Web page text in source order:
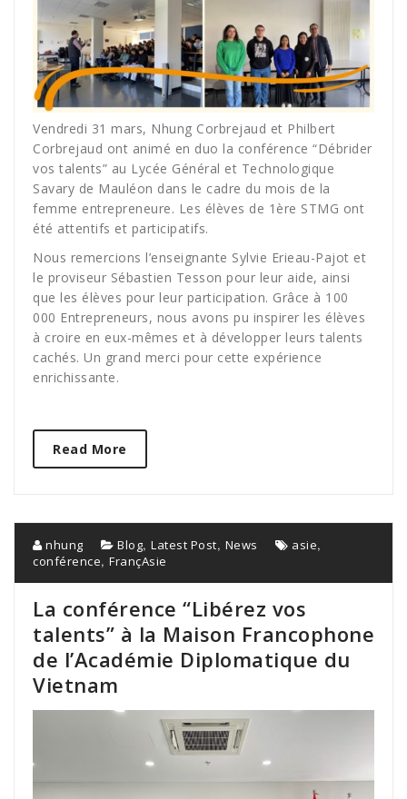
Vendredi 31 mars, Nhung Corbrejaud et Philbert
Corbrejaud ont animé en duo la conférence “Débrider
vos talents” au Lycée Général et Technologique
Savary de Mauléon dans le cadre du mois de la
femme entrepreneure. Les élèves de 1ère STMG ont
été attentifs et participatifs.
Nous remercions l’enseignante Sylvie Erieau-Pajot et
le proviseur Sébastien Tesson pour leur aide, ainsi
que les élèves pour leur participation. Grâce à 100
000 Entrepreneurs, nous avons pu inspirer les élèves
à croire en eux-mêmes et à développer leurs talents
cachés. Un grand merci pour cette expérience
enrichissante.
Read More
nhung Blog, Latest Post, News asie,
conférence, FrançAsie
La conférence “Libérez vos
talents” à la Maison Francophone
de l’Académie Diplomatique du
Vietnam